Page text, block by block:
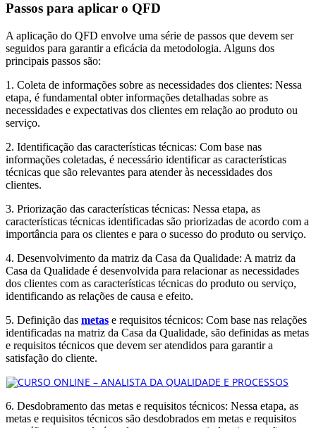
Passos para aplicar o QFD
A aplicação do QFD envolve uma série de passos que devem ser
seguidos para garantir a eficácia da metodologia. Alguns dos
principais passos são:
1. Coleta de informações sobre as necessidades dos clientes: Nessa
etapa, é fundamental obter informações detalhadas sobre as
necessidades e expectativas dos clientes em relação ao produto ou
serviço.
2. Identificação das características técnicas: Com base nas
informações coletadas, é necessário identificar as características
técnicas que são relevantes para atender às necessidades dos
clientes.
3. Priorização das características técnicas: Nessa etapa, as
características técnicas identificadas são priorizadas de acordo com a
importância para os clientes e para o sucesso do produto ou serviço.
4. Desenvolvimento da matriz da Casa da Qualidade: A matriz da
Casa da Qualidade é desenvolvida para relacionar as necessidades
dos clientes com as características técnicas do produto ou serviço,
identificando as relações de causa e efeito.
5. Definição das metas e requisitos técnicos: Com base nas relações
identificadas na matriz da Casa da Qualidade, são definidas as metas
e requisitos técnicos que devem ser atendidos para garantir a
satisfação do cliente.
6. Desdobramento das metas e requisitos técnicos: Nessa etapa, as
metas e requisitos técnicos são desdobrados em metas e requisitos